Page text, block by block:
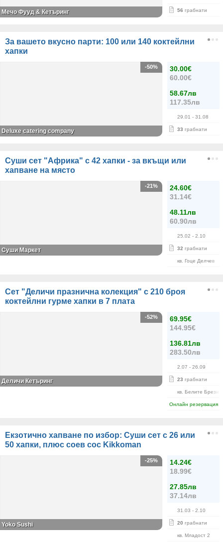
56 грабнати
Мечо Фууд & Кетъринг
За вашето вкусно парти: 100 или 140 коктейлни
хапки
30.00€
60.00€
58.67лв
117.35лв
29.01 - 31.08
33 грабнати
-50%
Deluxe catering company
Суши сет "Африка" с 42 хапки - за вкъщи или
хапване на място
24.60€
31.14€
48.11лв
60.90лв
25.02 - 2.10
32 грабнати
кв. Гоце Делчев
-21%
Суши Маркет
Сет "Деличи празнична колекция" с 210 броя
коктейлни гурме хапки в 7 плата
69.95€
144.95€
136.81лв
283.50лв
2.07 - 26.09
23 грабнати
кв. Белите Брези
Онлайн резервация
-52%
Деличи Кетъринг
Екзотично хапване по избор: Суши сет с 26 или
50 хапки, плюс соев сос Kikkoman
14.24€
18.99€
27.85лв
37.14лв
31.03 - 2.10
20 грабнати
кв. Младост 2
-25%
Yoko Sushi